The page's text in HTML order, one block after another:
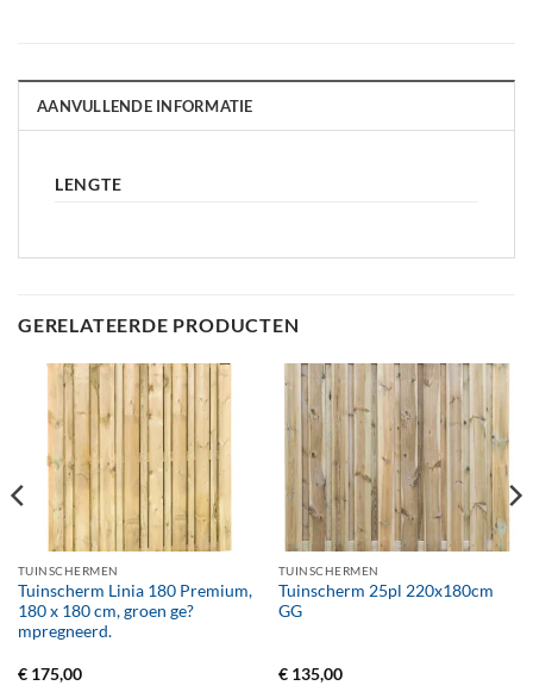
AANVULLENDE INFORMATIE
LENGTE
GERELATEERDE PRODUCTEN
TUINSCHERMEN
Tuinscherm Linia 180 Premium,
180 x 180 cm, groen ge?
mpregneerd.
€175,00
TUINSCHERMEN
Tuinscherm 25pl 220x180cm
GG
€135,00